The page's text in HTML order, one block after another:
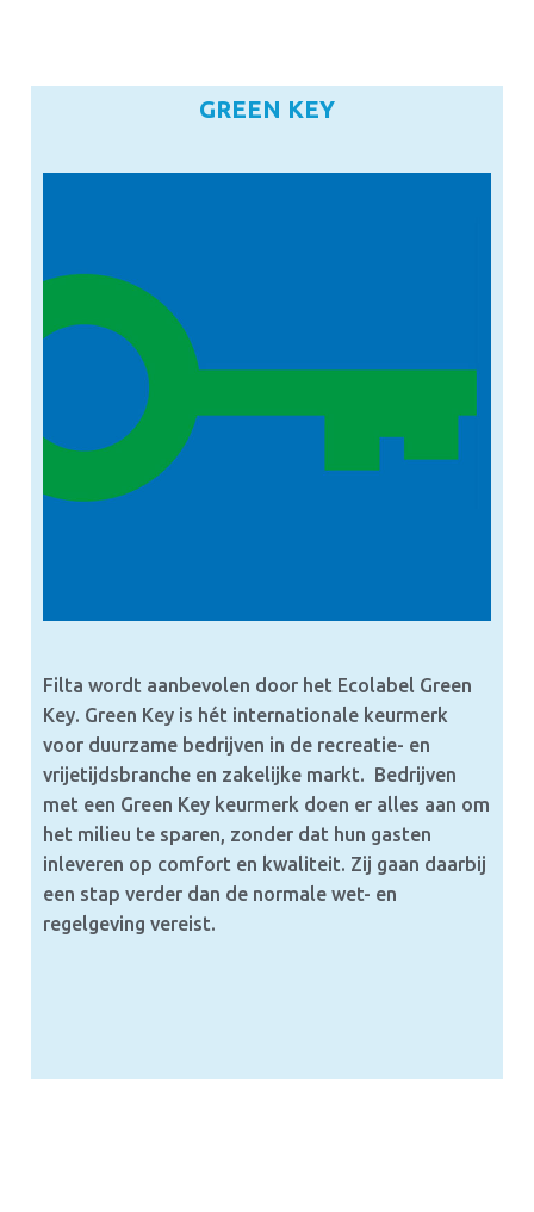
GREEN KEY
Filta wordt aanbevolen door het Ecolabel Green
Key. Green Key is hét internationale keurmerk
voor duurzame bedrijven in de recreatie- en
vrijetijdsbranche en zakelijke markt. Bedrijven
met een Green Key keurmerk doen er alles aan om
het milieu te sparen, zonder dat hun gasten
inleveren op comfort en kwaliteit. Zij gaan daarbij
een stap verder dan de normale wet- en
regelgeving vereist.